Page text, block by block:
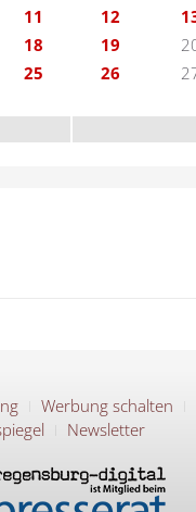
11 12
18 19
25 26
Werbung schalten
Newsletter